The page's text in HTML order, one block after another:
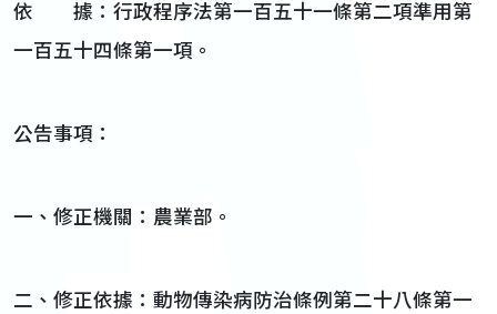
依 據：行政程序法第一百五十一條第二項準用第
一百五十四條第一項。
公告事項：
一、修正機關：農業部。
二、修正依據：動物傳染病防治條例第二十八條第一